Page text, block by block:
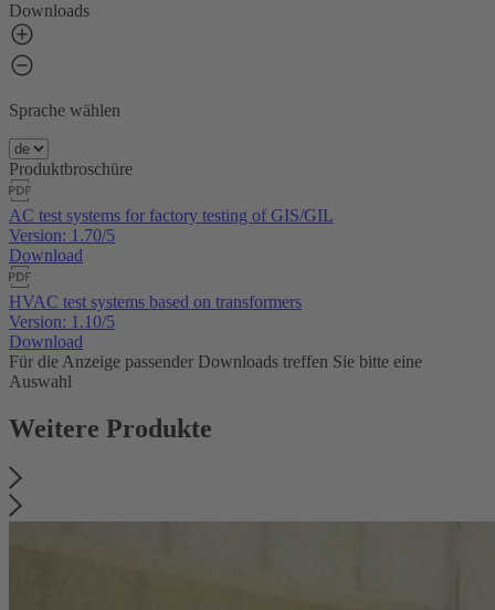
Downloads
Sprache wählen
Produktbroschüre
AC test systems for factory testing of GIS/GIL
Version: 1.70/5
Download
HVAC test systems based on transformers
Version: 1.10/5
Download
Für die Anzeige passender Downloads treffen Sie bitte eine
Auswahl
Weitere Produkte